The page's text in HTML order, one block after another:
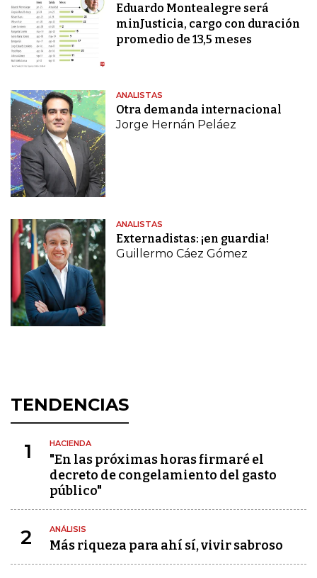
Eduardo Montealegre será
minJusticia, cargo con duración
promedio de 13,5 meses
ANALISTAS
Otra demanda internacional
Jorge Hernán Peláez
ANALISTAS
Externadistas: ¡en guardia!
Guillermo Cáez Gómez
TENDENCIAS
1 HACIENDA
"En las próximas horas firmaré el
decreto de congelamiento del gasto
público"
2 ANÁLISIS
Más riqueza para ahí sí, vivir sabroso